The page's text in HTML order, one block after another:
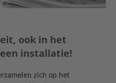
ook in het
installatie!
zich op het